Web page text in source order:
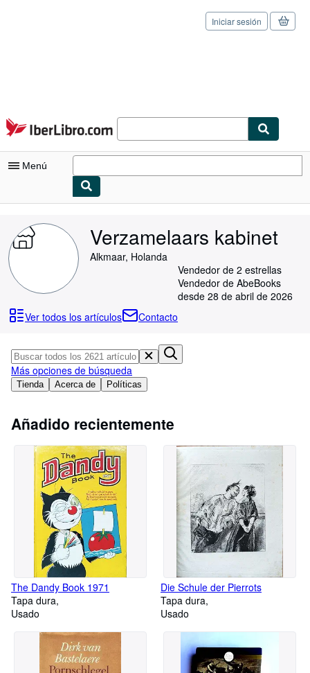
Pasar al contenido principal
IberLibro.com
Iniciar sesión
Menú
Consultar mis pedidos
Búsqueda avanzada
Colecciones
Arte y coleccionismo
Vendedores
Ayuda
Verzamelaars kabinet
Alkmaar, Holanda
Vendedor de 2 estrellas
Vendedor de AbeBooks
desde 28 de abril de 2026
Ver todos los artículos
Contacto
Tienda Acerca de Políticas
Más opciones de búsqueda
Añadido recientemente
The Dandy Book 1971
Tapa dura
Usado
Die Schule der Pierrots
Tapa dura
Usado